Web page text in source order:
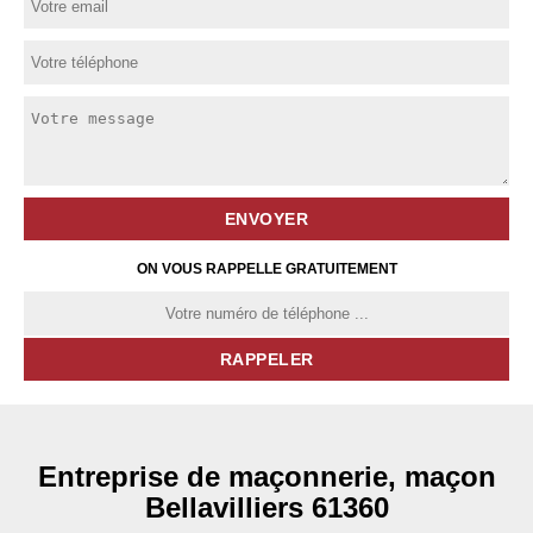
ON VOUS RAPPELLE GRATUITEMENT
Entreprise de maçonnerie, maçon
Bellavilliers 61360